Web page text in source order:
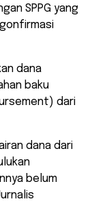
SPPG yang
dana
baku
dari
dana dari
belum